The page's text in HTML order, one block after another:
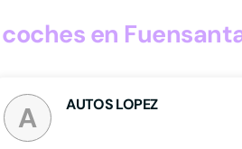
en
A AUTOS LOPEZ